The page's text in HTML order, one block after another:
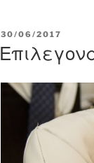
POSTED
30/06/2017